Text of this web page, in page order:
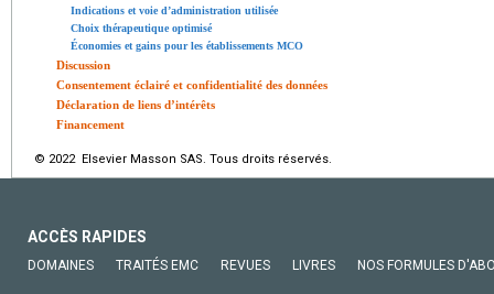
Indications et voie d’administration utilisée
Choix thérapeutique optimisé
Économies et gains pour les établissements MCO
Discussion
Consentement éclairé et confidentialité des données
Déclaration de liens d’intérêts
Financement
© 2022 Elsevier Masson SAS. Tous droits réservés.
ACCÈS RAPIDES
DOMAINES TRAITÉS EMC REVUES LIVRES NOS FORMULES